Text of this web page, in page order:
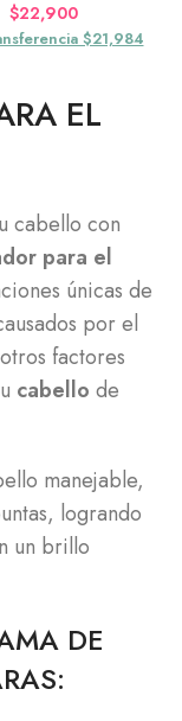
$22,900
$21,984
EL
cabello con
para el
únicas de
por el
factores
cabello de
manejable,
logrando
un brillo
DE